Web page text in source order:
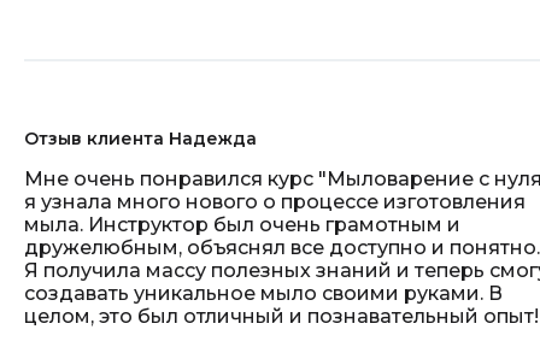
Отзыв клиента Надежда
Мне очень понравился курс "Мыловарение с
я узнала много нового о процессе изготовления
мыла. Инструктор был очень грамотным и
дружелюбным, объяснял все доступно и понятно.
Я получила массу полезных знаний и теперь
создавать уникальное мыло своими руками. В
целом, это был отличный и познавательный опыт!